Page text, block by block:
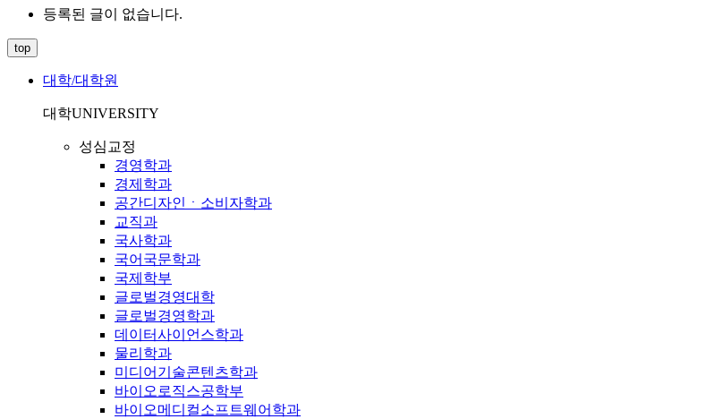
등록된 글이 없습니다.
top
대학/대학원
대학UNIVERSITY
성심교정
경영학과
경제학과
공간디자인ㆍ소비자학과
교직과
국사학과
국어국문학과
국제학부
글로벌경영대학
글로벌경영학과
데이터사이언스학과
물리학과
미디어기술콘텐츠학과
바이오로직스공학부
바이오메디컬소프트웨어학과